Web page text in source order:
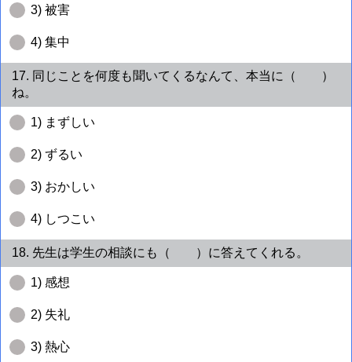
3) 被害
4) 集中
17. 同じことを何度も聞いてくるなんて、本当に（ ）
ね。
1) まずしい
2) ずるい
3) おかしい
4) しつこい
18. 先生は学生の相談にも（ ）に答えてくれる。
1) 感想
2) 失礼
3) 熱心